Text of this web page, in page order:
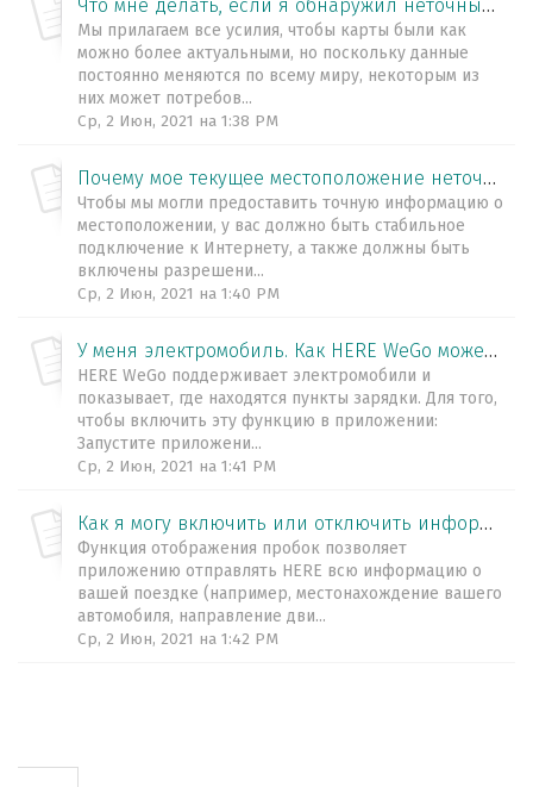
Что мне делать, если я обнаружил неточные и / или отсутствующие данные на картах WeGo?
Мы прилагаем все усилия, чтобы карты были как
можно более актуальными, но поскольку данные
постоянно меняются по всему миру, некоторым из
них может потребов...
Ср, 2 Июн, 2021 на 1:38 PM
Почему мое текущее местоположение неточно?
Чтобы мы могли предоставить точную информацию о
местоположении, у вас должно быть стабильное
подключение к Интернету, а также должны быть
включены разрешени...
Ср, 2 Июн, 2021 на 1:40 PM
У меня электромобиль. Как HERE WeGo может мне помочь?
HERE WeGo поддерживает электромобили и
показывает, где находятся пункты зарядки. Для того,
чтобы включить эту функцию в приложении:
Запустите приложени...
Ср, 2 Июн, 2021 на 1:41 PM
Как я могу включить или отключить информацию о пробках?
Функция отображения пробок позволяет
приложению отправлять HERE всю информацию о
вашей поездке (например, местонахождение вашего
автомобиля, направление дви...
Ср, 2 Июн, 2021 на 1:42 PM